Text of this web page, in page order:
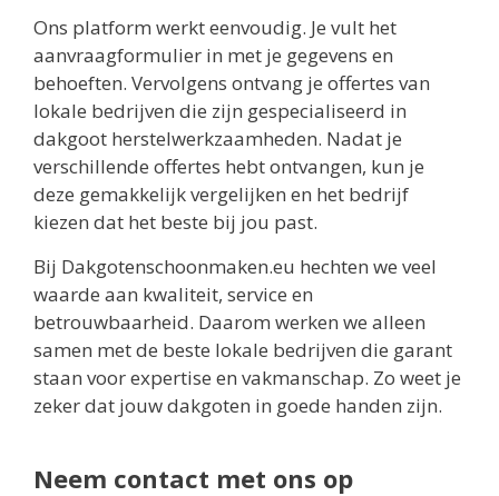
Ons platform werkt eenvoudig. Je vult het
aanvraagformulier in met je gegevens en
behoeften. Vervolgens ontvang je offertes van
lokale bedrijven die zijn gespecialiseerd in
dakgoot herstelwerkzaamheden. Nadat je
verschillende offertes hebt ontvangen, kun je
deze gemakkelijk vergelijken en het bedrijf
kiezen dat het beste bij jou past.
Bij Dakgotenschoonmaken.eu hechten we veel
waarde aan kwaliteit, service en
betrouwbaarheid. Daarom werken we alleen
samen met de beste lokale bedrijven die garant
staan voor expertise en vakmanschap. Zo weet je
zeker dat jouw dakgoten in goede handen zijn.
Neem contact met ons op